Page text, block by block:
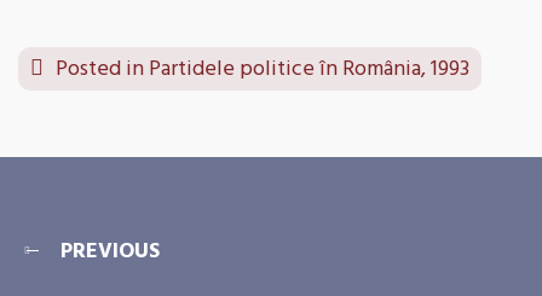
Posted inPartidele politice în România, 1993
PREVIOUS